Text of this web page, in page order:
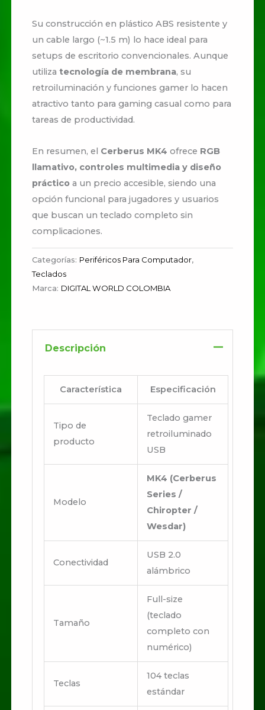
Su construcción en plástico ABS resistente y
un cable largo (~1.5 m) lo hace ideal para
setups de escritorio convencionales. Aunque
utilizatecnología de membrana, su
retroiluminación y funciones gamer lo hacen
atractivo tanto para gaming casual como para
tareas de productividad.
En resumen, el Cerberus MK4 ofrece RGB
llamativo, controles multimedia y diseño
práctico a un precio accesible, siendo una
opción funcional para jugadores y usuarios
que buscan un teclado completo sin
complicaciones.
Categorías: Periféricos Para Computador,
Teclados
Marca: DIGITAL WORLD COLOMBIA
Descripción
Característica Especificación
Tipo de
producto
Teclado gamer
retroiluminado
USB
Modelo
MK4 (Cerberus
Series /
Chiropter /
Wesdar)
Conectividad
USB 2.0
alámbrico
Tamaño
Full-size
(teclado
completo con
numérico)
Teclas
104 teclas
estándar